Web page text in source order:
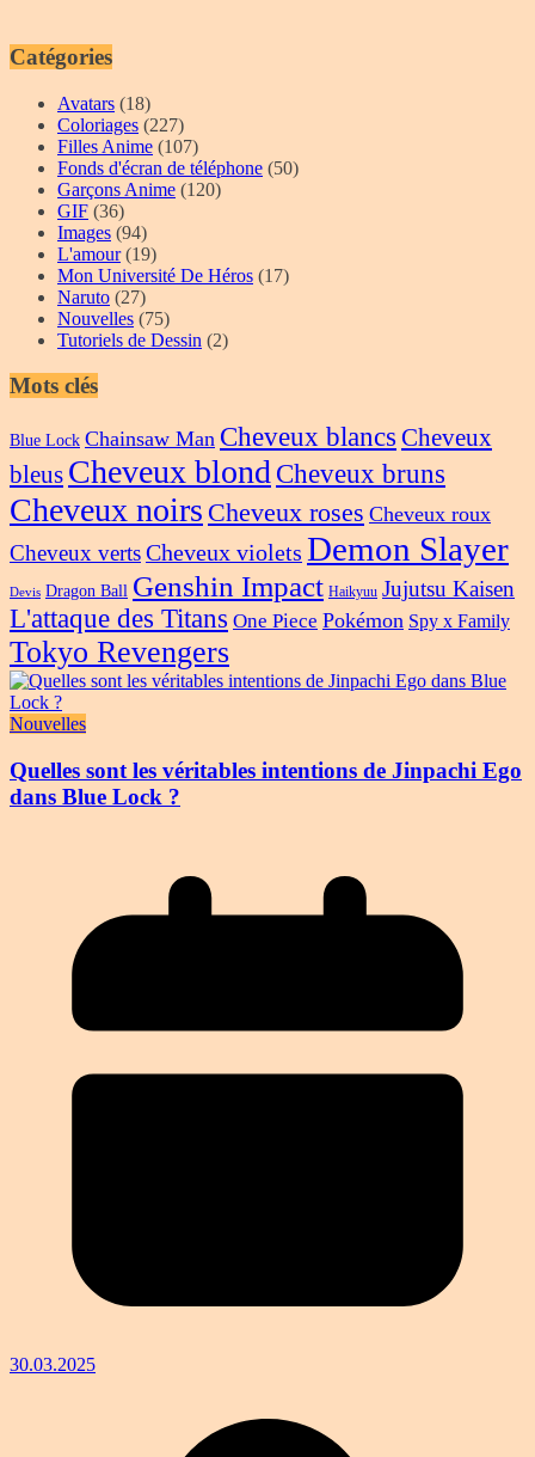
Catégories
Avatars (18)
Coloriages (227)
Filles Anime (107)
Fonds d'écran de téléphone (50)
Garçons Anime (120)
GIF (36)
Images (94)
L'amour(19)
Mon Université De Héros (17)
Naruto (27)
Nouvelles (75)
Tutoriels de Dessin (2)
Mots clés
Blue Lock Chainsaw Man Cheveux blancs Cheveux
bleus Cheveux blond Cheveux bruns
Cheveux noirs Cheveux roses Cheveux roux
Cheveux vertsCheveux violets Demon Slayer
Devis Dragon Ball Genshin Impact Haikyuu Jujutsu Kaisen
L'attaque des Titans One Piece Pokémon Spy x Family
Tokyo Revengers
Nouvelles
Quelles sont les véritables intentions de Jinpachi Ego
dans Blue Lock ?
30.03.2025